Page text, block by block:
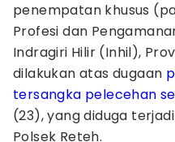
penempatan khusus
Profesi dan
Indragiri Hilir (Inhil),
dilakukan atas dugaan
tersangka pelecehan
(23), yang diduga
Polsek Reteh.